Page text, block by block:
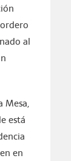
al
Mesa,
está
en